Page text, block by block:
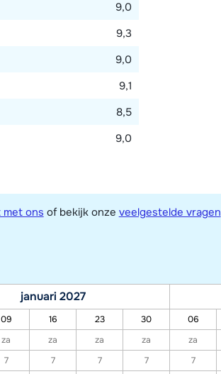
9,0
9,3
9,0
9,1
8,5
9,0
met ons of bekijk onze veelgestelde vragen
januari 2027
09 16 23 30 06
za za za za za
7 7 7 7 7